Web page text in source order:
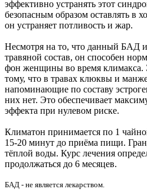
эффективно устранять этот
безопасным образом оставлять в
он устраняет потливость и жар.
Несмотря на то, что данный БАД
травяной состав, он способен
фон женщины во время климакса.
тому, что в травах клюквы и
напоминающие по составу
них нет. Это обеспечивает
эффекта при нулевом риске.
Климатон принимается по 1
15-20 минут до приёма пищи.
тёплой воды. Курс лечения
продолжаться до 6 месяцев.
БАД - не является лекарством.